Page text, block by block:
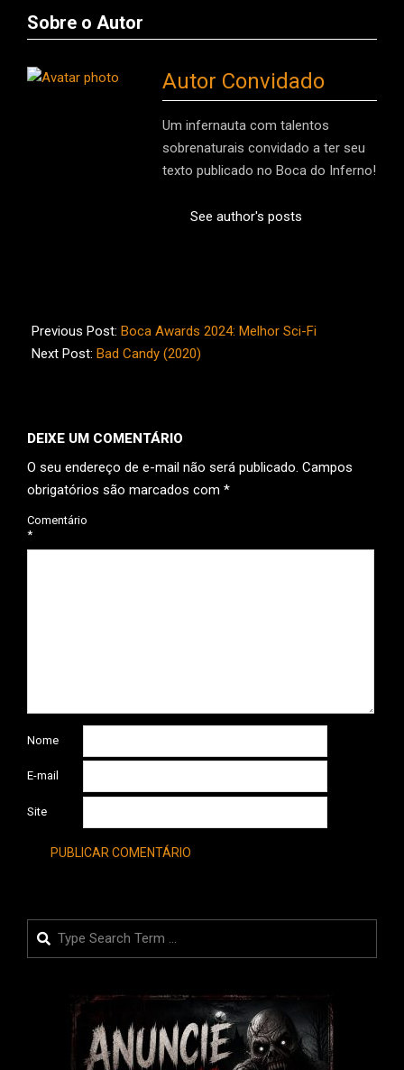
Sobre o Autor
Autor Convidado
Um infernauta com talentos
sobrenaturais convidado a ter seu
texto publicado no Boca do Inferno!
See author's posts
12-
29
Previous Post: Boca Awards 2024: Melhor Sci-Fi
Next Post: Bad Candy (2020)
DEIXE UM COMENTÁRIO
O seu endereço de e-mail não será publicado. Campos
obrigatórios são marcados com *
Comentário
*
Nome
E-mail
Site
Search